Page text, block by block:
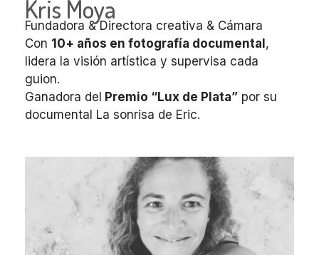
Kris Moya
Fundadora & Directora creativa & Cámara
Con 10+ años en fotografía documental ,
lidera la visión artística y supervisa cada
guion.
Ganadora del Premio “Lux de Plata” por su
documental La sonrisa de Eric.